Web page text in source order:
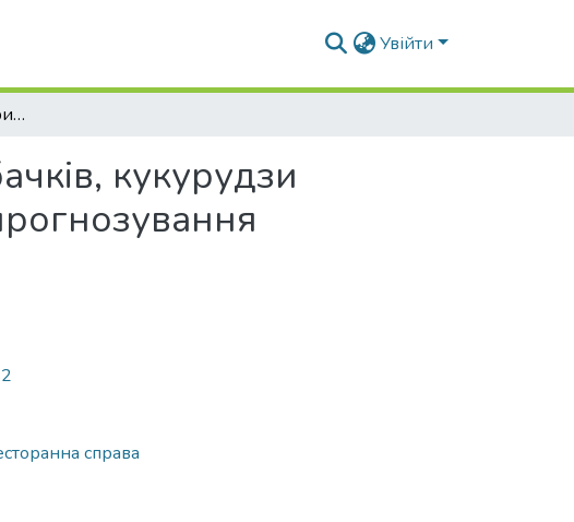
Увійти
Теплофізичні характеристики гарбузів, кабачків, кукурудзи молочної спілості і солодкого перцю та їх прогнозування
кукурудзи
справа